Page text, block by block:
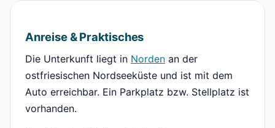
Anreise & Praktisches
Die Unterkunft liegt in Norden an der
ostfriesischen Nordseeküste und ist mit dem
Auto erreichbar. Ein Parkplatz bzw. Stellplatz ist
vorhanden.